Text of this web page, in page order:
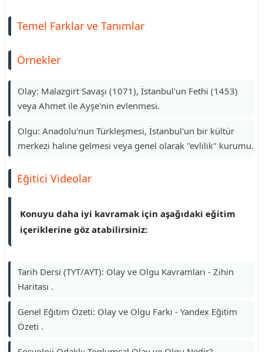
Temel Farklar ve Tanımlar
Örnekler
Olay: Malazgirt Savaşı (1071), İstanbul'un Fethi (1453)
veya Ahmet ile Ayşe'nin evlenmesi.
Olgu: Anadolu'nun Türkleşmesi, İstanbul'un bir kültür
merkezi haline gelmesi veya genel olarak "evlilik" kurumu.
Eğitici Videolar
Konuyu daha iyi kavramak için aşağıdaki eğitim
içeriklerine göz atabilirsiniz:
Tarih Dersi (TYT/AYT): Olay ve Olgu Kavramları - Zihin
Haritası .
Genel Eğitim Özeti: Olay ve Olgu Farkı - Yandex Eğitim
Özeti .